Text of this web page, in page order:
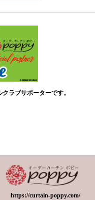
ラブサポーターです。
https://curtain-poppy.com/